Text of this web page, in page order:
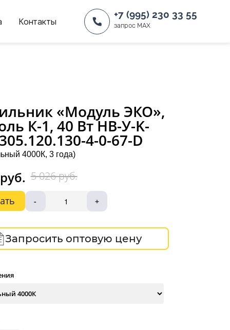
Контакты
+7 (995) 230 33 55
запрос MAX
«Модуль ЭКО»,
К-1, 40 Вт НВ-У-K-
4-0-67-D
4000К, 3 года)
5 026 руб.
- +
Запросить оптовую цену